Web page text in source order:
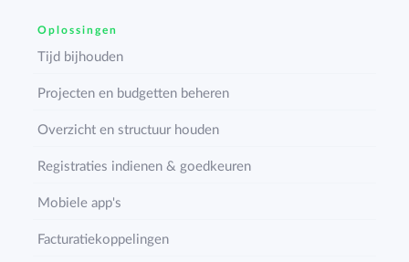
Oplossingen
Tijd bijhouden
Projecten en budgetten beheren
Overzicht en structuur houden
Registraties indienen & goedkeuren
Mobiele app's
Facturatiekoppelingen